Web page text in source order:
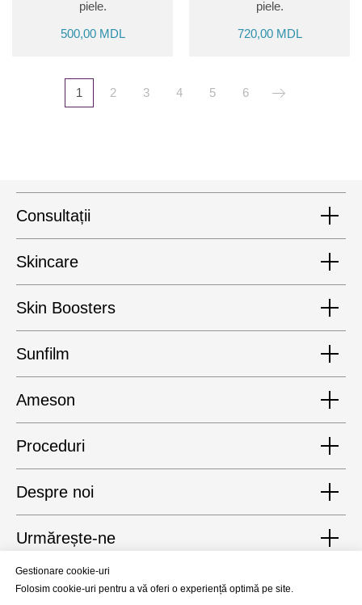
Gestionare cookie-uri
Folosim cookie-uri pentru a vă oferi o experiență optimă pe site.
piele.
500,00 MDL
piele.
720,00 MDL
1 2 3 4 5 6
Сonsultații
Skincare
Skin Boosters
Sunfilm
Ameson
Proceduri
Despre noi
Urmărește-ne
Politica de Confidentialitate